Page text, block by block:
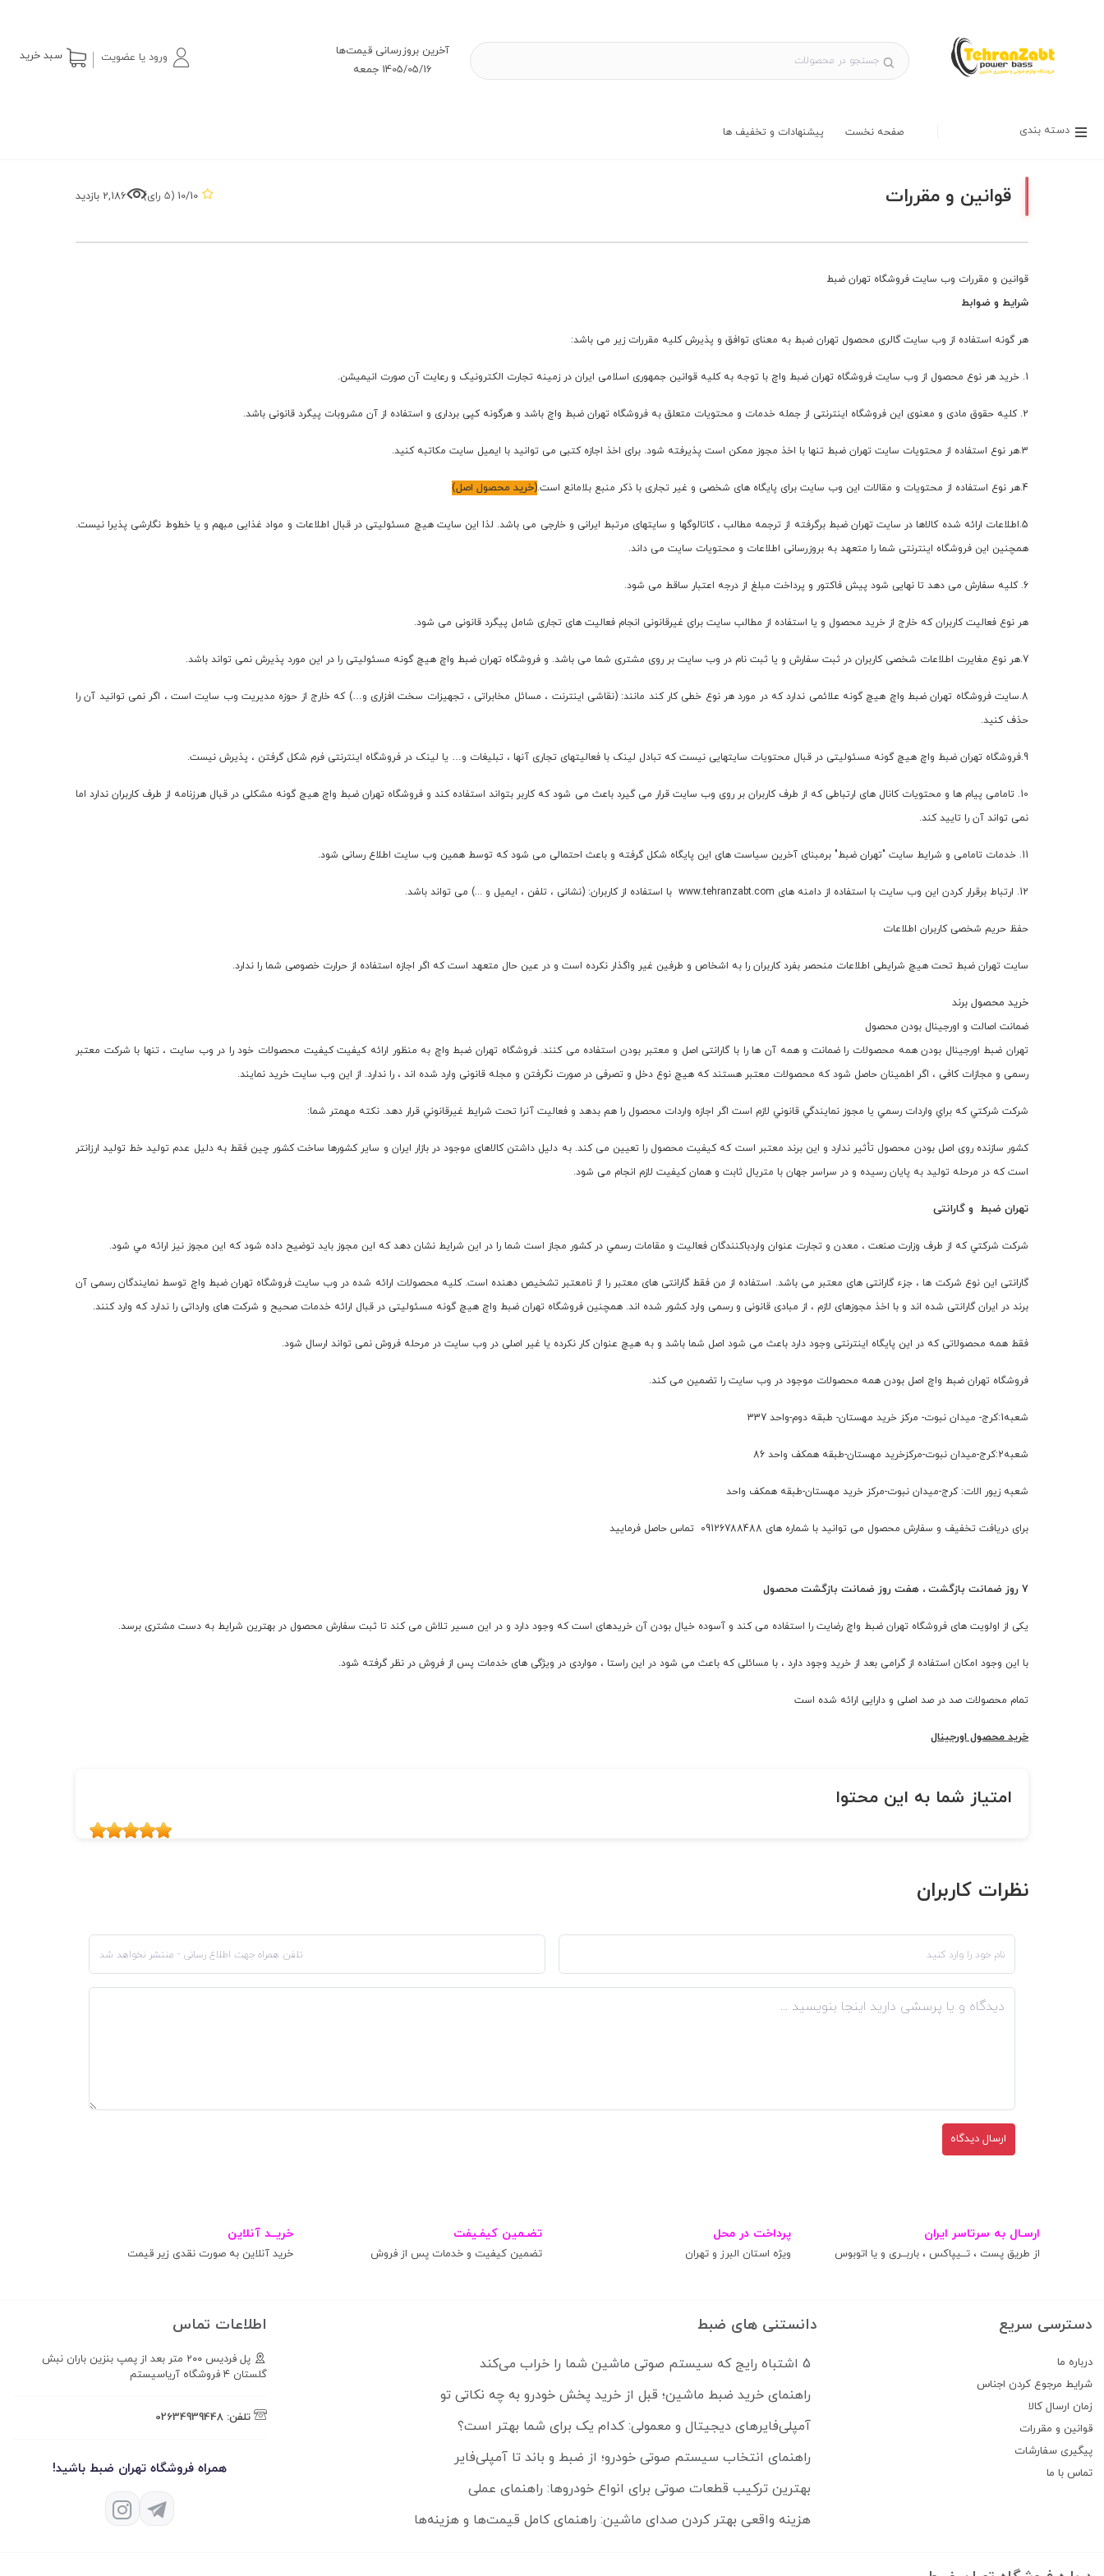
آخرین بروز‌رسانی قیمت‌ها
1405/05/16 جمعه
ورود یا عضویت سبد خرید
دسته بندی صفحه نخست پیشنهادات و تخفیف ها
قوانین و مقررات 10/10 (5 رای) 2,186 بازدید
قوانین و مقررات وب سایت فروشگاه تهران ضبط
شرایط و ضوابط
هر گونه استفاده از وب سایت گالری محصول تهران ضبط به معنای توافق و پذیرش کلیه مقررات زیر می باشد:
1. خرید هر نوع محصول از وب سایت فروشگاه تهران ضبط واچ با توجه به کلیه قوانین جمهوری اسلامی ایران در زمینه تجارت الکترونیک و رعایت آن صورت انیمیشن.
2. کلیه حقوق مادی و معنوی این فروشگاه اینترنتی از جمله خدمات و محتویات متعلق به فروشگاه تهران ضبط واچ باشد و هرگونه کپی برداری و استفاده از آن مشروبات پیگرد قانونی باشد.
3.هر نوع استفاده از محتویات سایت تهران ضبط تنها با اخذ مجوز ممکن است پذیرفته شود. برای اخذ اجازه کتبی می توانید با ایمیل سایت مکاتبه کنید.
4.هر نوع استفاده از محتویات و مقالات این وب سایت برای پایگاه های شخصی و غیر تجاری با ذکر منبع بلامانع است. (خرید محصول اصل)
5.اطلاعات ارائه شده کالاها در سایت تهران ضبط برگرفته از ترجمه مطالب ، کاتالوگها و سایتهای مرتبط ایرانی و خارجی می باشد. لذا این سایت هیچ مسئولیتی در قبال اطلاعات و مواد غذایی مبهم و یا خطوط نگارشی پذیرا نیست.
همچنین این فروشگاه اینترنتی شما را متعهد به بروزرسانی اطلاعات و محتویات سایت می داند.
6. کلیه سفارش می دهد تا نهایی شود پیش فاکتور و پرداخت مبلغ از درجه اعتبار ساقط می شود.
هر نوع فعالیت کاربران که خارج از خرید محصول و یا استفاده از مطالب سایت برای غیرقانونی انجام فعالیت های تجاری شامل پیگرد قانونی می شود.
7.هر نوع مغایرت اطلاعات شخصی کاربران در ثبت سفارش و یا ثبت نام در وب سایت بر روی مشتری شما می باشد. و فروشگاه تهران ضبط واچ هیچ گونه مسئولیتی را در این مورد پذیرش نمی تواند باشد.
8.سایت فروشگاه تهران ضبط واچ هیچ گونه علائمی ندارد که در مورد هر نوع خطی کار کند مانند: (نقاشی اینترنت ، مسائل مخابراتی ، تجهیزات سخت افزاری و…) که خارج از حوزه مدیریت وب سایت است ، اگر نمی توانید آن را
حذف کنید.
9.فروشگاه تهران ضبط واچ هیچ گونه مسئولیتی در قبال محتویات سایتهایی نیست که تبادل لینک با فعالیتهای تجاری آنها ، تبلیغات و… یا لینک در فروشگاه اینترنتی فرم شکل گرفتن ، پذیرش نیست.
10. تامامی پیام ها و محتویات کانال های ارتباطی که از طرف کاربران بر روی وب سایت قرار می گیرد باعث می شود که کاربر بتواند استفاده کند و فروشگاه تهران ضبط واچ هیچ گونه مشکلی در قبال هرزنامه از طرف کاربران ندارد اما
نمی تواند آن را تایید کند.
11. خدمات تامامی و شرایط سایت "تهران ضبط" برمبنای آخرین سیاست های این پایگاه شکل گرفته و باعث احتمالی می شود که توسط همین وب سایت اطلاع رسانی شود.
12. ارتباط برقرار کردن این وب سایت با استفاده از دامنه های www.tehranzabt.com با استفاده از کاربران: (نشانی ، تلفن ، ایمیل و ...) می تواند باشد.
حفظ حریم شخصی کاربران اطلاعات
سایت تهران ضبط تحت هیچ شرایطی اطلاعات منحصر بفرد کاربران را به اشخاص و طرفین غیر واگذار نکرده است و در عین حال متعهد است که اگر اجازه استفاده از حرارت خصوصی شما را ندارد.
خرید محصول برند
ضمانت اصالت و اورجینال بودن محصول
تهران ضبط اورجینال بودن همه محصولات را ضمانت و همه آن ها را با گارانتی اصل و معتبر بودن استفاده می کنند. فروشگاه تهران ضبط واچ به منظور ارائه كیفیت كیفیت محصولات خود را در وب سایت ، تنها با شركت معتبر
رسمی و مجازات كافی ، اگر اطمینان حاصل شود كه محصولات معتبر هستند كه هیچ نوع دخل و تصرفی در صورت نگرفتن و مجله قانونی وارد شده اند ، را ندارد. از این وب سایت خرید نمایند.
شركت شركتي كه براي واردات رسمي يا مجوز نمايندگي قانوني لازم است اگر اجازه واردات محصول را هم بدهد و فعاليت آنرا تحت شرايط غيرقانوني قرار دهد. نکته مهمتر شما:
کشور سازنده روی اصل بودن محصول تأثیر ندارد و این برند معتبر است که کیفیت محصول را تعیین می کند. به دلیل داشتن کالاهای موجود در بازار ایران و سایر کشورها ساخت کشور چین فقط به دلیل عدم تولید خط تولید ارزانتر
است که در مرحله تولید به پایان رسیده و در سراسر جهان با متریال ثابت و همان کیفیت لازم انجام می شود.
تهران ضبط و گارانتی
شركت شركتي كه از طرف وزارت صنعت ، معدن و تجارت ﻋﻨﻮﺍﻥ ﻭﺍﺭﺩباكنندگان فعاليت و مقامات رسمي در كشور مجاز است شما را در اين شرايط نشان دهد كه اين مجوز بايد توضيح داده شود كه اين مجوز نيز ارائه مي شود.
گارانتی این نوع شرکت ها ، جزء گارانتی های معتبر می باشد. استفاده از من فقط گارانتی های معتبر را از نامعتبر تشخیص دهنده است. کلیه محصولات ارائه شده در وب سایت فروشگاه تهران ضبط واچ توسط نمایندگان رسمی آن
برند در ایران گارانتی شده اند و با اخذ مجوزهای لازم ، از مبادی قانونی و رسمی وارد کشور شده اند. همچنین فروشگاه تهران ضبط واچ هیچ گونه مسئولیتی در قبال ارائه خدمات صحیح و شرکت های وارداتی را ندارد که وارد کنند.
فقط همه محصولاتی که در این پایگاه اینترنتی وجود دارد باعث می شود اصل شما باشد و به هیچ عنوان کار نکرده یا غیر اصلی در وب سایت در مرحله فروش نمی تواند ارسال شود.
فروشگاه تهران ضبط واچ اصل بودن همه محصولات موجود در وب سایت را تضمین می کند.
شعبه1:کرج- میدان نبوت- مرکز خرید مهستان- طبقه دوم-واحد 337
شعبه2:کرج-میدان نبوت-مرکزخرید مهستان-طبقه همکف واحد 86
شعبه زیور الات: کرج-میدان نبوت-مرکز خرید مهستان-طبقه همکف واحد
برای دریافت تخفیف و سفارش محصول می توانید با شماره های 09126788488 تماس حاصل فرمایید
7 روز ضمانت بازگشت ، هفت روز ضمانت بازگشت محصول
یکی از اولویت های فروشگاه تهران ضبط واچ رضایت را استفاده می کند و آسوده خیال بودن آن خریدهای است که وجود دارد و در این مسیر تلاش می کند تا ثبت سفارش محصول در بهترین شرایط به دست مشتری برسد.
با این وجود امکان استفاده از گرامی بعد از خرید وجود دارد ، با مسائلی که باعث می شود در این راستا ، مواردی در ویژگی های خدمات پس از فروش در نظر گرفته شود.
تمام محصولات صد در صد اصلی و دارایی ارائه شده است
خرید محصول اورجینال
امتیاز شما به این محتوا
نظرات کاربران
ارسال دیدگاه
ارسـال به سرتاسر ایران
از طریق پست ، تــیپاکس ، باربــری و یا اتوبوس
پرداخت در محل
ویژه استان البرز و تهران
تضـمین کیفـیفت
تضمین کیفیت و خدمات پس از فروش
خریــد آنلاین
خرید آنلاین به صورت نقدی زیر قیمت
دسترسی سریع
درباره ما
شرایط مرجوع کردن اجناس
زمان ارسال کالا
قوانین و مقررات
پیگیری سفارشات
تماس با ما
دانستنی های ضبط
5 اشتباه رایج که سیستم صوتی ماشین شما را خراب می‌کند
راهنمای خرید ضبط ماشین؛ قبل از خرید پخش خودرو به چه نکاتی تو
آمپلی‌فایرهای دیجیتال و معمولی: کدام یک برای شما بهتر است؟
راهنمای انتخاب سیستم صوتی خودرو؛ از ضبط و باند تا آمپلی‌فایر
بهترین ترکیب قطعات صوتی برای انواع خودروها: راهنمای عملی
هزینه واقعی بهتر کردن صدای ماشین: راهنمای کامل قیمت‌ها و هزینه‌ها
اطلاعات تماس
پل فردیس ۲۰۰ متر بعد از پمپ بنزین باران نبش
گلستان ۴ فروشگاه آریاسیستم
تلفن: 02634939448
همراه فروشگاه تهران ضبط باشید!